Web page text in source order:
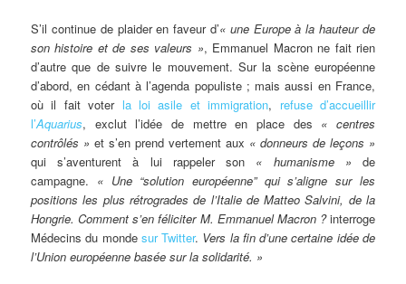
S’il continue de plaider en faveur d’« une Europe à la hauteur de
son histoire et de ses valeurs », Emmanuel Macron ne fait rien
d’autre que de suivre le mouvement. Sur la scène européenne
d’abord, en cédant à l’agenda populiste ; mais aussi en France,
où il fait voter la loi asile et immigration, refuse d’accueillir
l’Aquarius, exclut l’idée de mettre en place des « centres
contrôlés » et s’en prend vertement aux « donneurs de leçons »
qui s’aventurent à lui rappeler son « humanisme » de
campagne. « Une “solution européenne” qui s’aligne sur les
positions les plus rétrogrades de l’Italie de Matteo Salvini, de la
Hongrie. Comment s’en féliciter M. Emmanuel Macron ?interroge
Médecins du monde sur Twitter. Vers la fin d’une certaine idée de
l’Union européenne basée sur la solidarité. »